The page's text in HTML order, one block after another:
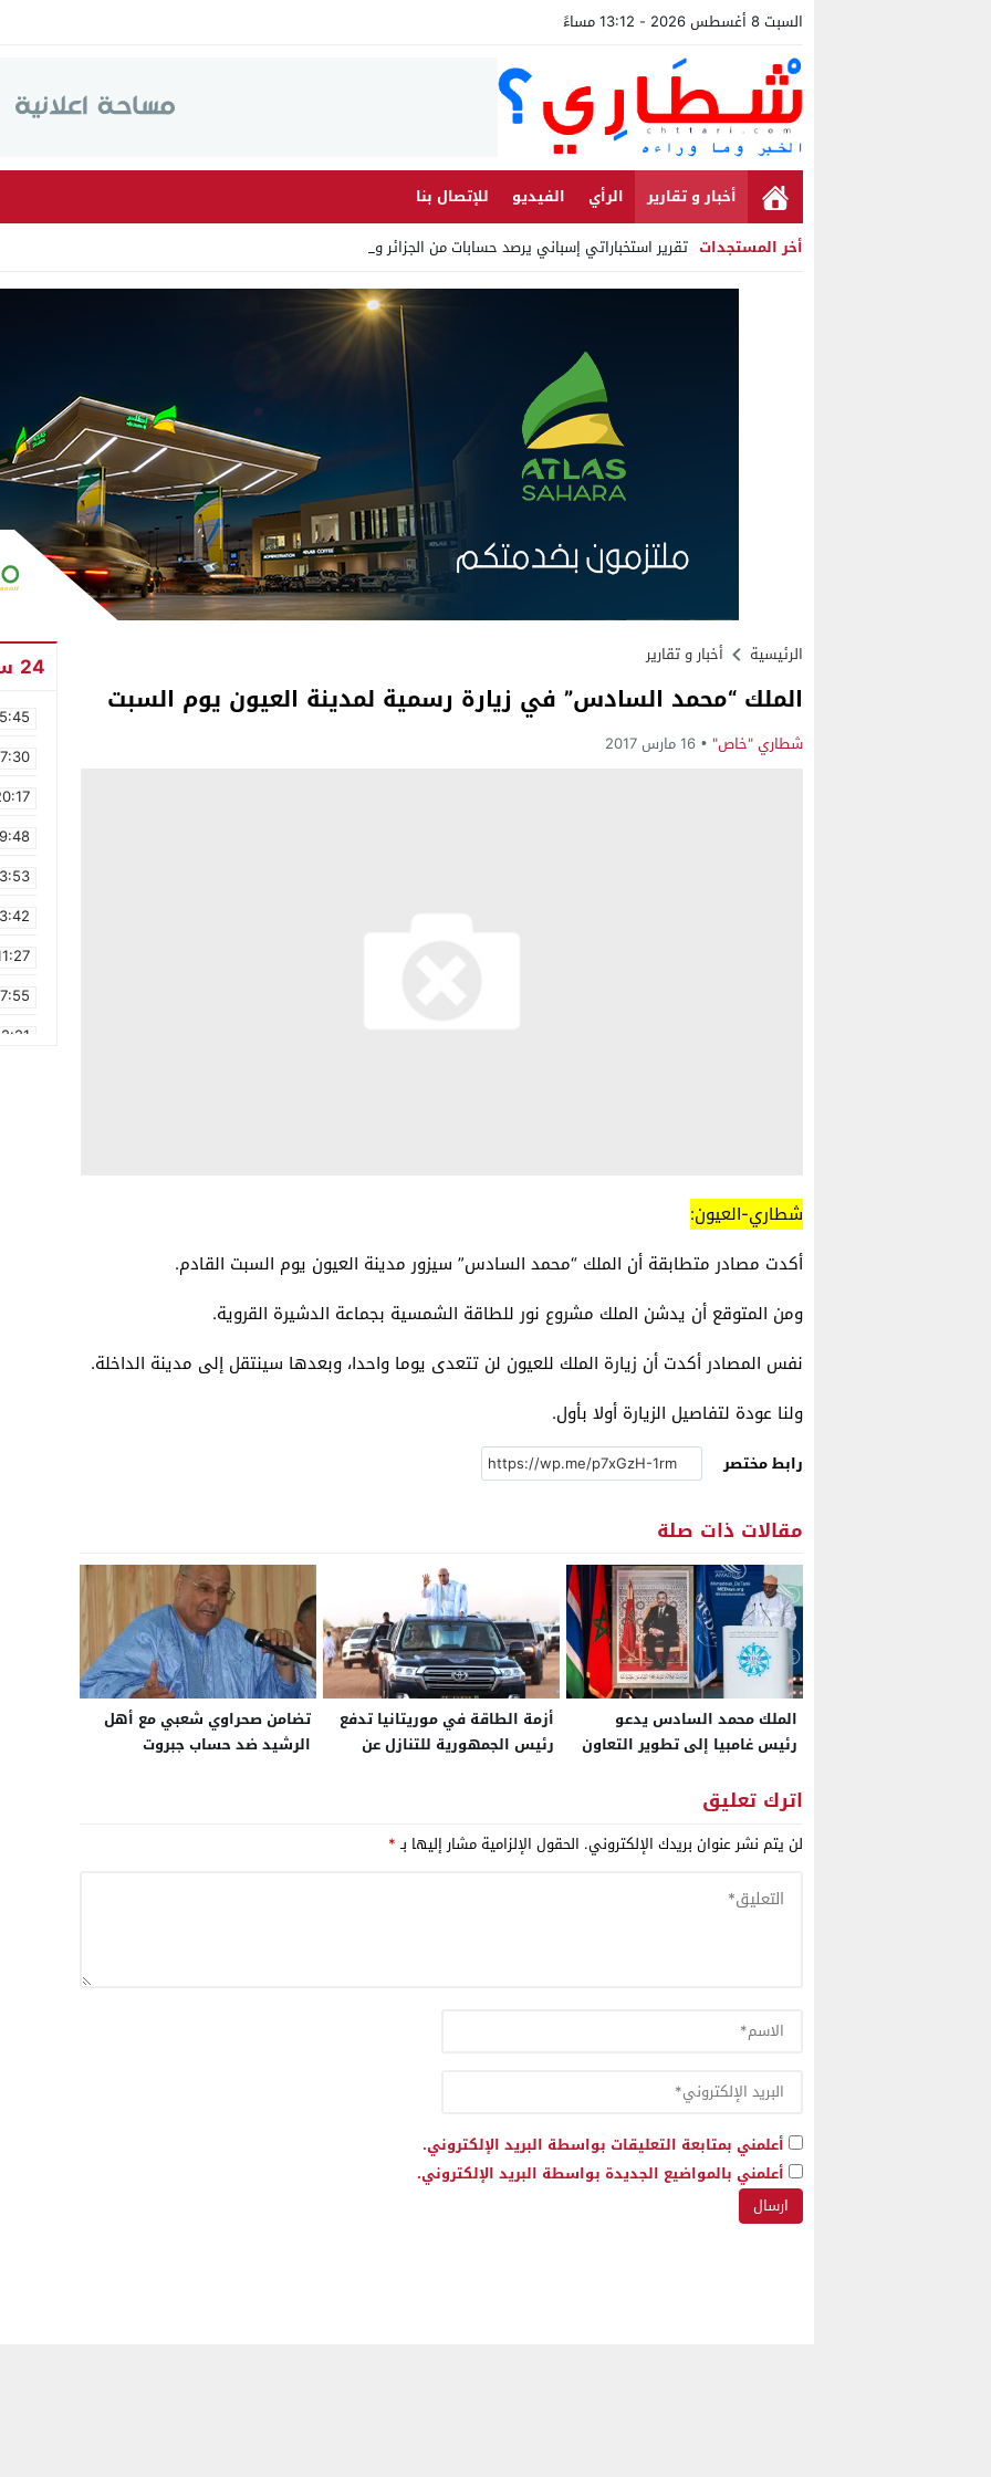
السبت 8 أغسطس 2026 - 13:12 مساءً
أخبار و تقارير الرأي الفيديو
للإتصال بنا
أخر المستجدات تقرير استخباراتي إسباني يرصد حسابات من الجزائر وأرقاما_
Stop
الرئيسية أخبار و تقارير
الملك “محمد السادس” في زيارة رسمية لمدينة العيون يوم السبت
شطاري "خاص" 16 مارس 2017
شطاري-العيون:
أكدت مصادر متطابقة أن الملك “محمد السادس” سيزور مدينة العيون يوم السبت القادم.
ومن المتوقع أن يدشن الملك مشروع نور للطاقة الشمسية بجماعة الدشيرة القروية.
نفس المصادر أكدت أن زيارة الملك للعيون لن تتعدى يوما واحدا، وبعدها سينتقل إلى مدينة الداخلة.
ولنا عودة لتفاصيل الزيارة أولا بأول.
رابط مختصر
مقالات ذات صلة
الملك محمد السادس يدعو
رئيس غامبيا إلى تطوير التعاون
أزمة الطاقة في موريتانيا تدفع
رئيس الجمهورية للتنازل عن
تضامن صحراوي شعبي مع أهل
الرشيد ضد حساب جبروت
اترك تعليق
لن يتم نشر عنوان بريدك الإلكتروني. الحقول الإلزامية مشار إليها بـ*
أعلمني بمتابعة التعليقات بواسطة البريد الإلكتروني.
أعلمني بالمواضيع الجديدة بواسطة البريد الإلكتروني.
24 ساعة